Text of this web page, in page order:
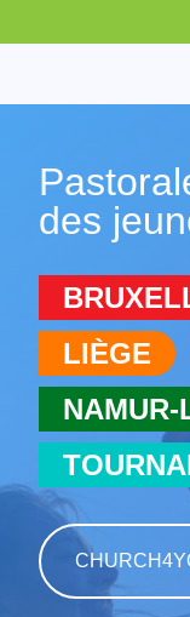
des
LIÈGE
NAMUR-